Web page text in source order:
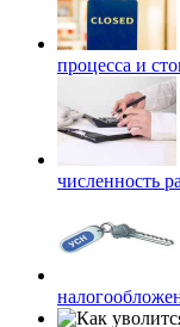
процесса и
численность